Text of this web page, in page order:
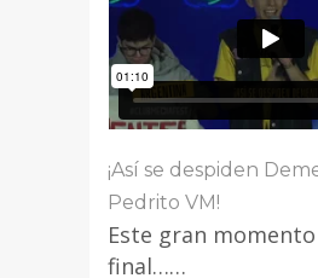
¡Así se despiden
Pedrito VM!
Este gran
final……